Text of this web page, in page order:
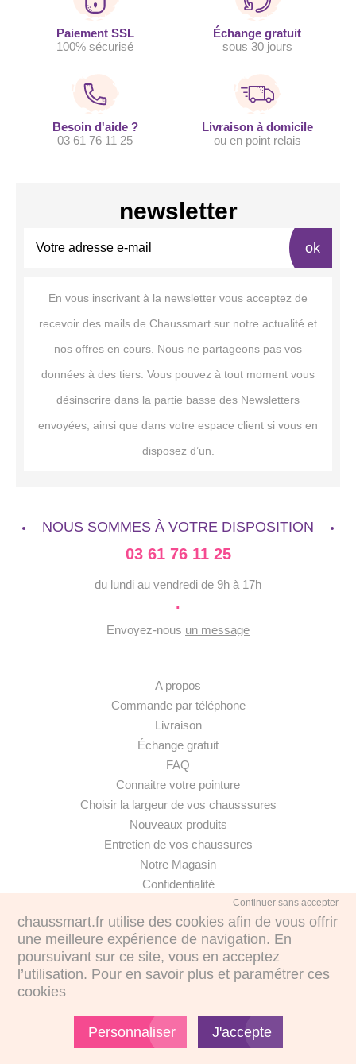
Paiement SSL
100% sécurisé
Échange gratuit
sous 30 jours
Besoin d'aide ?
03 61 76 11 25
Livraison à domicile
ou en point relais
newsletter
ok
En vous inscrivant à la newsletter vous acceptez de
recevoir des mails de Chaussmart sur notre actualité et
nos offres en cours. Nous ne partageons pas vos
données à des tiers. Vous pouvez à tout moment vous
désinscrire dans la partie basse des Newsletters
envoyées, ainsi que dans votre espace client si vous en
disposez d’un.
chaussmart.fr utilise des cookies afin de vous offrir
une meilleure expérience de navigation. En
poursuivant sur ce site, vous en acceptez
l’utilisation. Pour en savoir plus et paramétrer ces
cookies
Personnaliser J'accepte
Continuer sans accepter
NOUS SOMMES À VOTRE DISPOSITION
03 61 76 11 25
du lundi au vendredi de 9h à 17h
·
Envoyez-nous un message
A propos
Commande par téléphone
Livraison
Échange gratuit
FAQ
Connaitre votre pointure
Choisir la largeur de vos chausssures
Nouveaux produits
Entretien de vos chaussures
Notre Magasin
Confidentialité
·